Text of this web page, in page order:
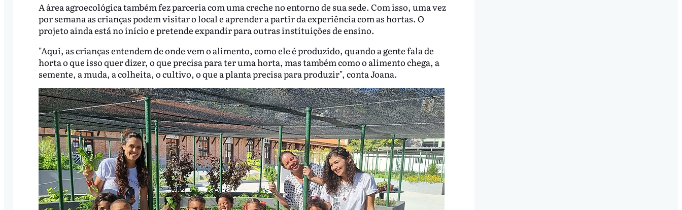
A área agroecológica também fez parceria com uma creche no entorno de sua sede. Com isso, uma vez
por semana as crianças podem visitar o local e aprender a partir da experiência com as hortas. O
projeto ainda está no início e pretende expandir para outras instituições de ensino.
"Aqui, as crianças entendem de onde vem o alimento, como ele é produzido, quando a gente fala de
horta o que isso quer dizer, o que precisa para ter uma horta, mas também como o alimento chega, a
semente, a muda, a colheita, o cultivo, o que a planta precisa para produzir", conta Joana.